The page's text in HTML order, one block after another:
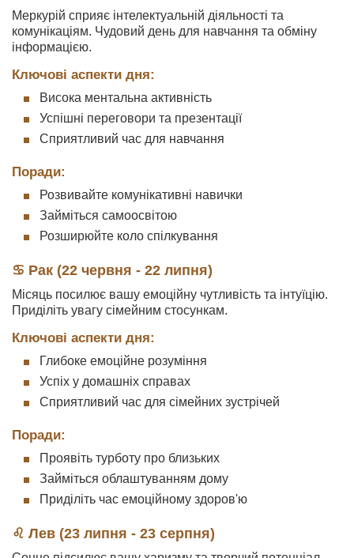
Меркурій сприяє інтелектуальній діяльності та
комунікаціям. Чудовий день для навчання та обміну
інформацією.
Ключові аспекти дня:
Висока ментальна активність
Успішні переговори та презентації
Сприятливий час для навчання
Поради:
Розвивайте комунікативні навички
Займіться самоосвітою
Розширюйте коло спілкування
♋ Рак (22 червня - 22 липня)
Місяць посилює вашу емоційну чутливість та інтуїцію.
Приділіть увагу сімейним стосункам.
Ключові аспекти дня:
Глибоке емоційне розуміння
Успіх у домашніх справах
Сприятливий час для сімейних зустрічей
Поради:
Проявіть турботу про близьких
Займіться облаштуванням дому
Приділіть час емоційному здоров'ю
♌ Лев (23 липня - 23 серпня)